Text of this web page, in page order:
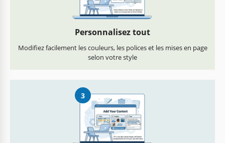
Personnalisez tout
Modifiez facilement les couleurs, les polices et les mises en page
selon votre style
3